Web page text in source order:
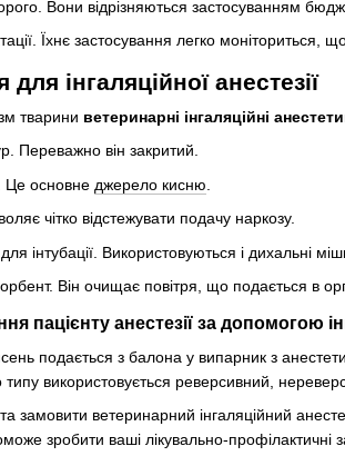
Вони відрізняються застосуванням
Їхнє застосування легко моніториться,
інгаляційної анестезії
тварини ветеринарні інгаляційні
Переважно він закритий.
Це основне джерело кисню
чітко відстежувати подачу наркозу.
інтубації. Використовуються і дихальні
Він очищає повітря, що подається в
пацієнту анестезії за допомогою
подається з балона у випарник з
типу використовується реверсивний,
замовити ветеринарний інгаляційний
зробити ваші лікувально-профілактичні